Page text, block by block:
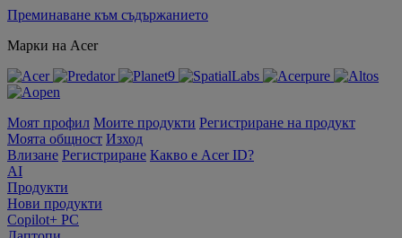
Преминаване към съдържанието
Марки на Acer
Моят профил Моите продукти Регистриране на продукт
Моята общност Изход
Влизане Регистриране Какво е Acer ID?
AI
Продукти
Нови продукти
Copilot+ PC